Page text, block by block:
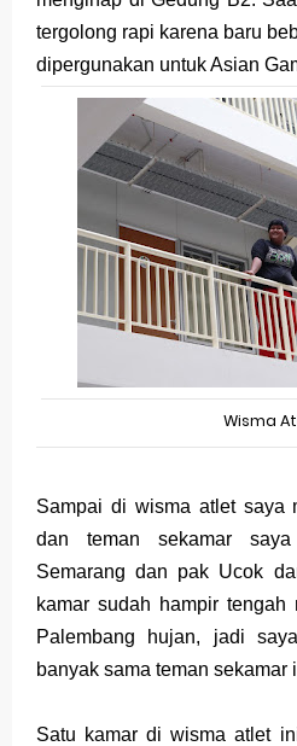
tergolong rapi karena baru
dipergunakan untuk Asian
Wisma
Sampai di wisma atlet saya
dan teman sekamar
Semarang dan pak Ucok
kamar sudah hampir
Palembang hujan, jadi
banyak sama teman sekamar
Satu kamar di wisma atlet